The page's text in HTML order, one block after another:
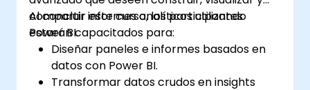
compartir informes analíticos utilizando
Power BI.
Al concluir este curso, los participantes
estarán capacitados para:
Diseñar paneles e informes basados en
datos con Power BI.
Transformar datos crudos en insights